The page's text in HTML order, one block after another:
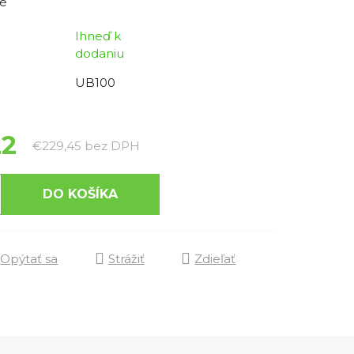
Ihneď k
dodaniu
UB100
€229,45 bez DPH
DO KOŠÍKA
Opýtať sa Strážiť Zdieľať